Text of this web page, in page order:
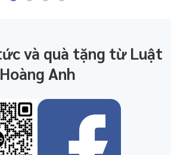
và quà tặng từ Luật
Hoàng Anh